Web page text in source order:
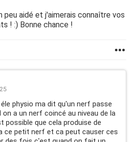
peu aidé et j'aimerais connaître vos
! :) Bonne chance !
physio ma dit qu'un nerf passe
a un nerf coincé au niveau de la
possible que cela produise de
ce petit nerf et ca peut causer ces